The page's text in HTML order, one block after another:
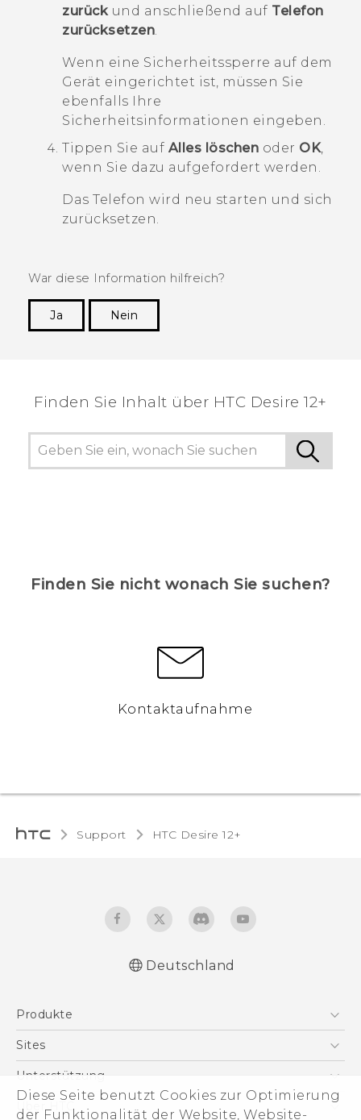
Diese Seite benutzt Cookies zur Optimierung
der Funktionalität der Website, Website-
zurückund anschließend auf Telefon
zurücksetzen.
Wenn eine Sicherheitssperre auf dem
Gerät eingerichtet ist, müssen Sie
ebenfalls Ihre
Sicherheitsinformationen eingeben.
Tippen Sie auf Alles löschen oder OK,
wenn Sie dazu aufgefordert werden.
Das Telefon wird neu starten und sich
zurücksetzen.
War diese Information hilfreich?
Ja
Nein
Finden Sie Inhalt über‎ HTC Desire 12+
Finden Sie nicht wonach Sie suchen?
Kontaktaufnahme
Support HTC Desire 12+‎
behördliche Bestimmungen
English - Quick start guide
English - User manual
Deutschland
Produkte
Smartphones
VIVE
Zubehör
Sites
HTC Dev
HTC Vive
Unterstützung
Unterstützung
Über HTC